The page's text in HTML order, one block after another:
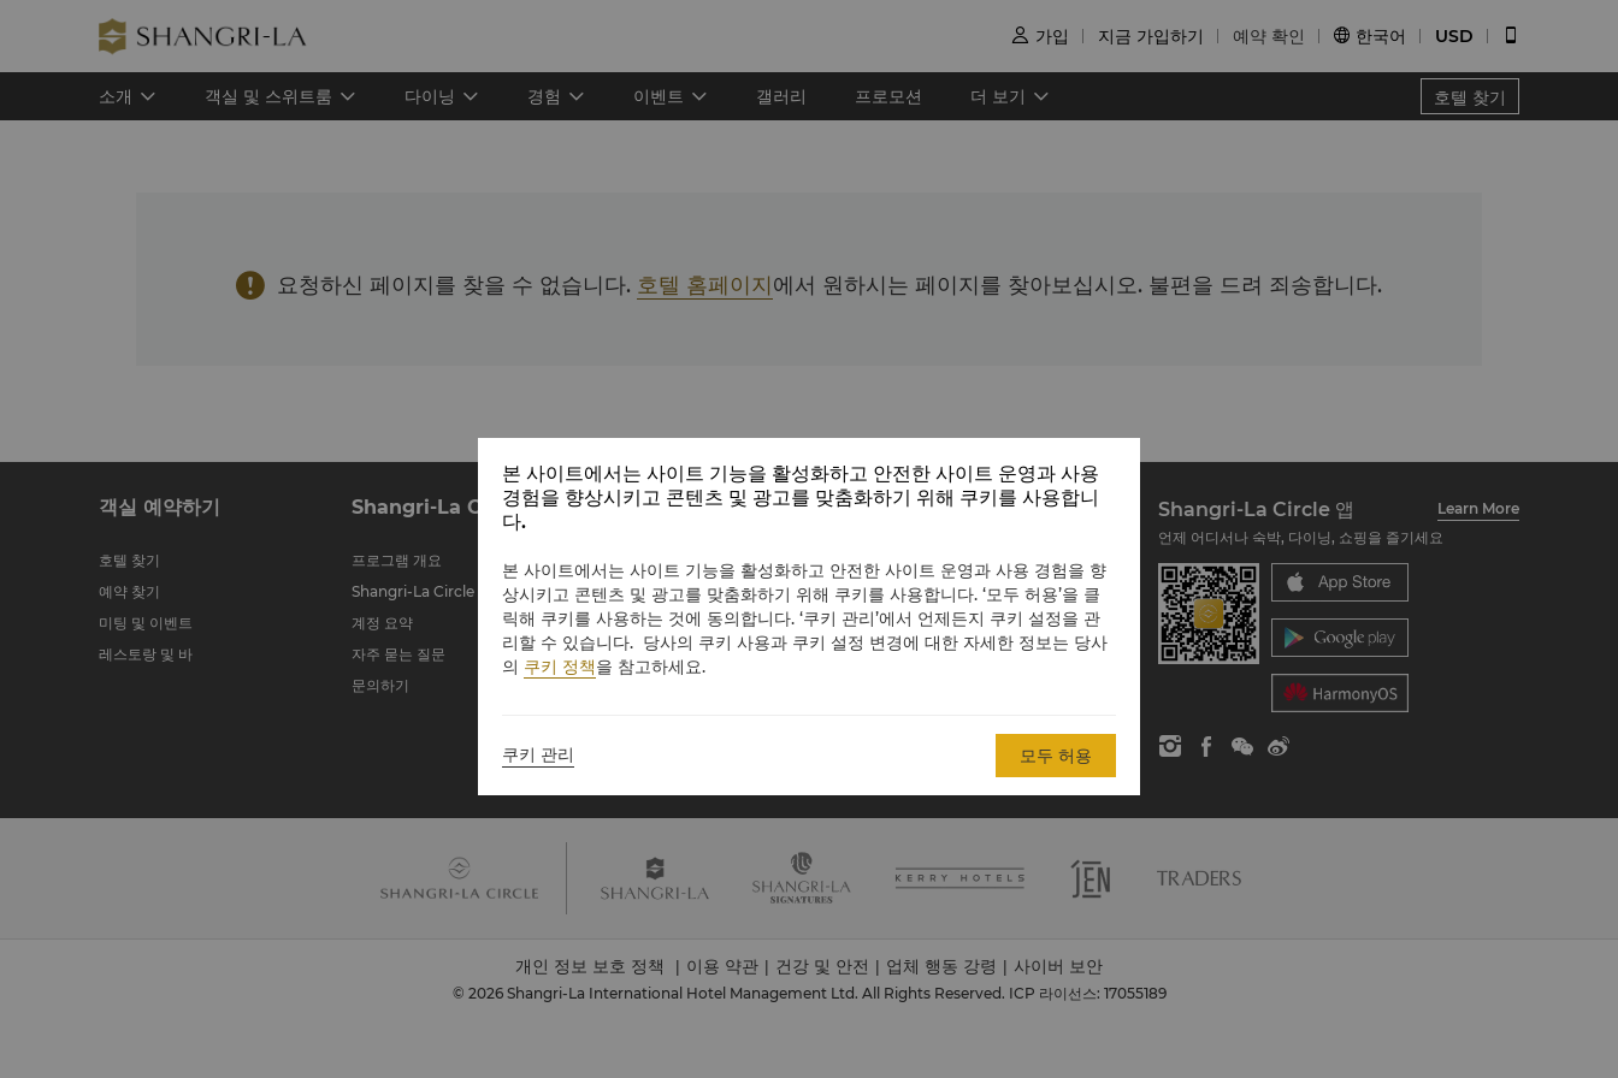
 가입 지금 가입하기 예약 확인  한국어 USD
소개 객실 및 스위트룸 다이닝 경험 이벤트 갤러리 프로모션 더 보기 호텔 찾기
 요청하신 페이지를 찾을 수 없습니다. 호텔 홈페이지에서 원하시는 페이지를 찾아보십시오. 불편을 드려 죄송합니다.
객실 예약하기
호텔 찾기
예약 찾기
미팅 및 이벤트
레스토랑 및 바
Shangri-La Circle
프로그램 개요
Shangri-La Circle 가입하기
계정 요약
자주 묻는 질문
문의하기
샹그릴라 그룹 소개
호텔 및 리조트 소개
호텔 브랜드
레지던스
레지던스
투자자
채용
글로벌 시티즌십
뉴스
Shangri-La Circle 앱
Learn More
언제 어디서나 숙박, 다이닝, 쇼핑을 즐기세요
개인 정보 보호 정책 이용 약관 건강 및 안전 업체 행동 강령 사이버 보안
© 2026 Shangri-La International Hotel Management Ltd. All Rights Reserved. ICP 라이선스: 17055189
본 사이트에서는 사이트 기능을 활성화하고 안전한 사이트 운영과 사용
경험을 향상시키고 콘텐츠 및 광고를 맞춤화하기 위해 쿠키를 사용합니
다.
본 사이트에서는 사이트 기능을 활성화하고 안전한 사이트 운영과 사용 경험을 향
상시키고 콘텐츠 및 광고를 맞춤화하기 위해 쿠키를 사용합니다. ‘모두 허용’을 클
릭해 쿠키를 사용하는 것에 동의합니다. ‘쿠키 관리’에서 언제든지 쿠키 설정을 관
리할 수 있습니다. 당사의 쿠키 사용과 쿠키 설정 변경에 대한 자세한 정보는 당사
의 쿠키 정책을 참고하세요.
쿠키 관리 모두 허용